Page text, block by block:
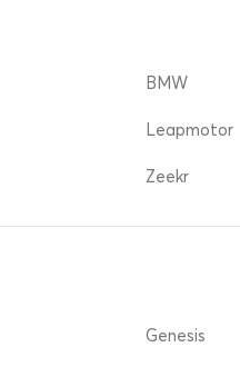
BMW
Leapmotor
Zeekr
Genesis